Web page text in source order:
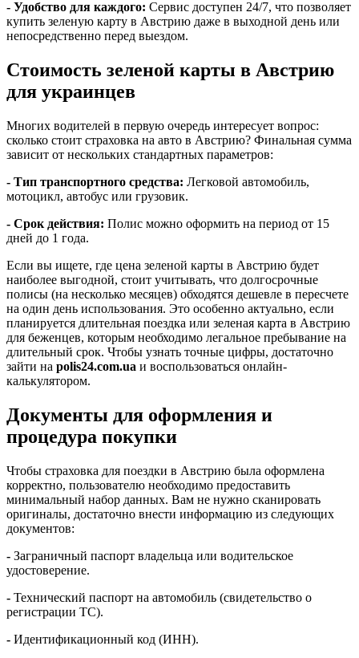
- Удобство для каждого: Сервис доступен 24/7, что позволяет
купить зеленую карту в Австрию даже в выходной день или
непосредственно перед выездом.
Стоимость зеленой карты в Австрию
для украинцев
Многих водителей в первую очередь интересует вопрос:
сколько стоит страховка на авто в Австрию? Финальная сумма
зависит от нескольких стандартных параметров:
- Тип транспортного средства: Легковой автомобиль,
мотоцикл, автобус или грузовик.
- Срок действия: Полис можно оформить на период от 15
дней до 1 года.
Если вы ищете, где цена зеленой карты в Австрию будет
наиболее выгодной, стоит учитывать, что долгосрочные
полисы (на несколько месяцев) обходятся дешевле в пересчете
на один день использования. Это особенно актуально, если
планируется длительная поездка или зеленая карта в Австрию
для беженцев, которым необходимо легальное пребывание на
длительный срок. Чтобы узнать точные цифры, достаточно
зайти на polis24.com.ua и воспользоваться онлайн-
калькулятором.
Документы для оформления и
процедура покупки
Чтобы страховка для поездки в Австрию была оформлена
корректно, пользователю необходимо предоставить
минимальный набор данных. Вам не нужно сканировать
оригиналы, достаточно внести информацию из следующих
документов:
- Заграничный паспорт владельца или водительское
удостоверение.
- Технический паспорт на автомобиль (свидетельство о
регистрации ТС).
- Идентификационный код (ИНН).